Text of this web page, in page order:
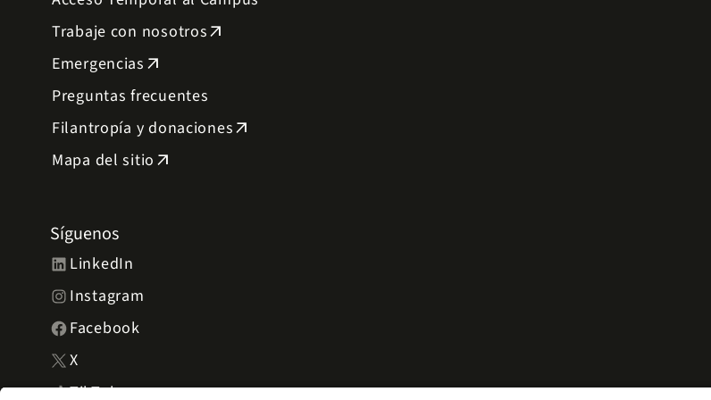
Trabaje con nosotrosarrow_outward
Emergencias arrow_outward
Preguntas frecuentes
Filantropía y donacionesarrow_outward
Mapa del sitio arrow_outward
Síguenos
LinkedIn
Instagram
Facebook
X
TikTok